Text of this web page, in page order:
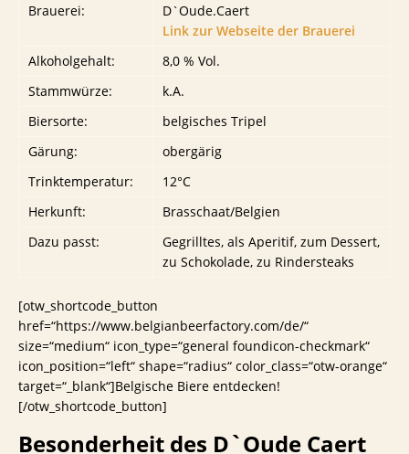
Brauerei:
D`Oude.Caert
Link zur Webseite der Brauerei
Alkoholgehalt:
8,0 % Vol.
Stammwürze:
k.A.
Biersorte:
belgisches Tripel
Gärung:
obergärig
Trinktemperatur:
12°C
Herkunft:
Brasschaat/Belgien
Dazu passt:
Gegrilltes, als Aperitif, zum Dessert,
zu Schokolade, zu Rindersteaks
[otw_shortcode_button
href=“https://www.belgianbeerfactory.com/de/“
size=“medium“ icon_type=“general foundicon-checkmark“
icon_position=“left“ shape=“radius“ color_class=“otw-orange“
target=“_blank“]Belgische Biere entdecken!
[/otw_shortcode_button]
Besonderheit des D`Oude Caert